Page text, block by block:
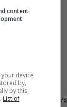
météorologiques
content
device
by,
by this
List of